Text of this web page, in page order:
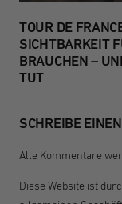
TOUR DE
SICHTBARKEIT
BRAUCHEN –
TUT
SCHREIBE
Alle Kommentare
Diese Website ist